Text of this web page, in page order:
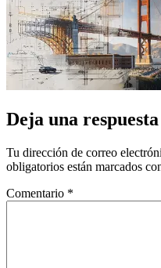
Deja una respuesta
Tu dirección de correo
obligatorios están marcados
Comentario *